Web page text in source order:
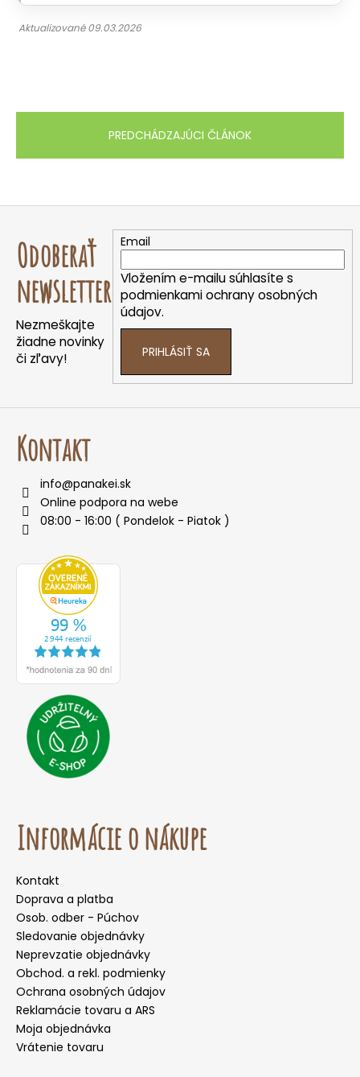
Aktualizované 09.03.2026
PREDCHÁDZAJÚCI ČLÁNOK
Z
Odoberať
newsletter
Nezmeškajte
žiadne novinky
či zľavy!
Email
Vložením e-mailu súhlasíte s
podmienkami ochrany osobných
údajov.
PRIHLÁSIŤ SA
Kontakt
info@panakei.sk
Online podpora na webe
08:00 - 16:00 ( Pondelok - Piatok )
Informácie o nákupe
Kontakt
Doprava a platba
Osob. odber - Púchov
Sledovanie objednávky
Neprevzatie objednávky
Obchod. a rekl. podmienky
Ochrana osobných údajov
Reklamácie tovaru a ARS
Moja objednávka
Vrátenie tovaru